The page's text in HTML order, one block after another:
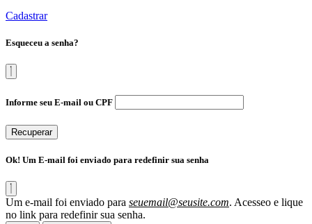
Cadastrar
Esqueceu a senha?
Informe seu E-mail ou CPF
Recuperar
Ok! Um E-mail foi enviado para redefinir sua senha
Um e-mail foi enviado para seuemail@seusite.com. Acesseo e lique
no link para redefinir sua senha.